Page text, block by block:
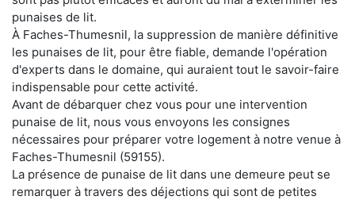
punaises de lit.
À Faches-Thumesnil, la suppression de manière définitive
les punaises de lit, pour être fiable, demande l'opération
d'experts dans le domaine, qui auraient tout le savoir-faire
indispensable pour cette activité.
Avant de débarquer chez vous pour une intervention
punaise de lit, nous vous envoyons les consignes
nécessaires pour préparer votre logement à notre venue à
Faches-Thumesnil (59155).
La présence de punaise de lit dans une demeure peut se
remarquer à travers des déjections qui sont de petites